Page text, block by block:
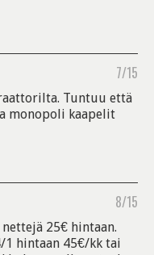
7/15
Tuntuu että
monopoli kaapelit
8/15
25€ hintaan.
1 hintaan 45€/kk tai